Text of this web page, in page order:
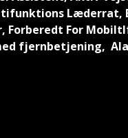
Læderrat,
Forberedt For
fjernbetjening,